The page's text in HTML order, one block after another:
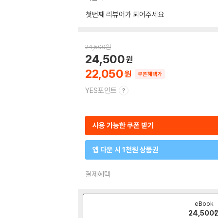
첫번째 리뷰어가 되어주세요
24,500원
22,050
24,500
쿠폰혜택가
YES포인트
사용 가능한 쿠폰 받기
앱 다운 시 1천원 상품권
결제혜택
eBook
24,500